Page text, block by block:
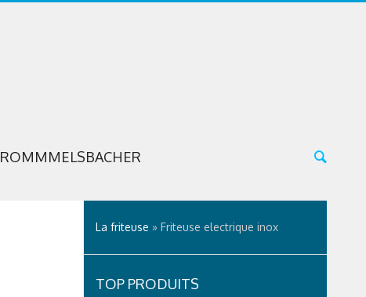
ROMMMELSBACHER
La friteuse » Friteuse electrique inox
TOP PRODUITS